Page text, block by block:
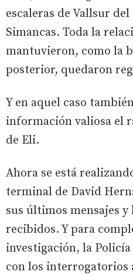
escaleras de Vallsur
Simancas. Toda la
mantuvieron, como la
posterior, quedaron
Y en aquel caso
información valiosa el
de Eli.
Ahora se está
terminal de David
sus últimos mensajes y
recibidos. Y para
investigación, la
con los interrogatorios